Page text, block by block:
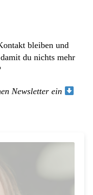
bleiben und
du nichts mehr
Newsletter ein